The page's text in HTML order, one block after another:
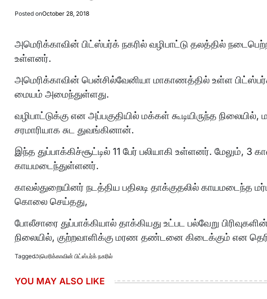
Posted onOctober 28, 2018
அமெரிக்காவின் பிட்ஸ்பர்க் நகரில் வழிபாட்டு தலத்தில் நடைபெற்ற
உள்ளனர்.
அமெரிக்காவின் பென்சில்வேனியா மாகாணத்தில் உள்ள
மையம் அமைந்துள்ளது.
வழிபாட்டுக்கு என அப்பகுதியில் மக்கள் கூடியிருந்த நிலையில்,
சரமாரியாக சுட துவங்கினான்.
இந்த துப்பாக்கிச்சூட்டில் 11 பேர் பலியாகி உள்ளனர். மேலும், 3
காயமடைந்துள்ளனர்.
காவல்துறையினர் நடத்திய பதிலடி தாக்குதலில் காயமடைந்த
கொலை செய்தது,
போலீசாரை துப்பாக்கியால் தாக்கியது உட்பட பல்வேறு
நிலையில், குற்றவாளிக்கு மரண தண்டனை கிடைக்கும் என
Taggedஅமெரிக்காவின் பிட்ஸ்பர்க் நகரில்
YOU MAY ALSO LIKE